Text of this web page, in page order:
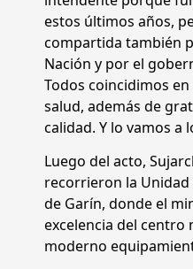
estos últimos años,
compartida también
Nación y por el
Todos coincidimos en
salud, además de
calidad. Y lo vamos a
Luego del acto,
recorrieron la
de Garín, donde el
excelencia del centro
moderno